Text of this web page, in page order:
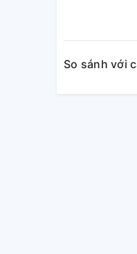
So sánh với